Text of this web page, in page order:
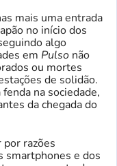
mais uma entrada
no início dos
algo
em Pulso não
ou mortes
de solidão.
na sociedade,
da chegada do
razões
smartphones e dos